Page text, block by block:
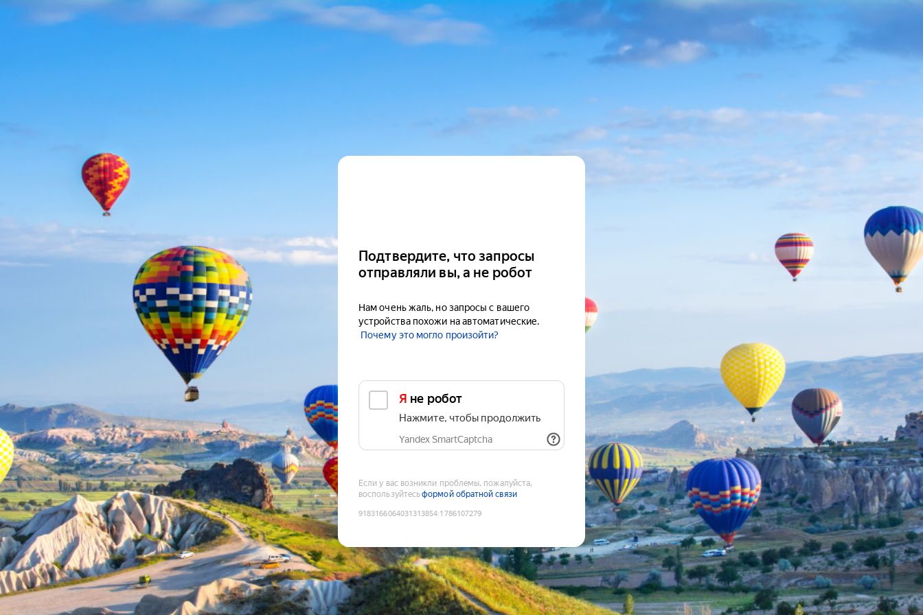
Подтвердите, что запросы
отправляли вы, а не робот
Нам очень жаль, но запросы с вашего
устройства похожи на автоматические.
Почему это могло произойти?
Я не робот
Нажмите, чтобы продолжить
Yandex SmartCaptcha
Если у вас возникли проблемы, пожалуйста,
воспользуйтесьформой обратной связи
9183166064031313854:1786107279